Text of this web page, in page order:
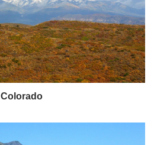
Colorado